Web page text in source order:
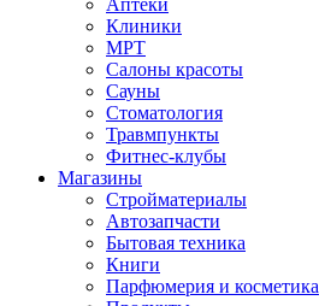
Аптеки
Клиники
МРТ
Салоны красоты
Сауны
Стоматология
Травмпункты
Фитнес-клубы
Магазины
Стройматериалы
Автозапчасти
Бытовая техника
Книги
Парфюмерия и косметика